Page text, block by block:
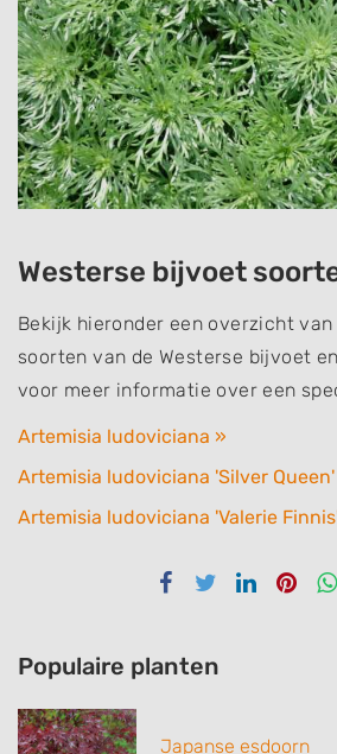
Westerse bijvoet
Bekijk hieronder een overzicht
soorten van de Westerse bijvoet
voor meer informatie over een
Artemisia ludoviciana »
Artemisia ludoviciana 'Silver
Artemisia ludoviciana 'Valerie
DelenDelenDelenDelen
Populaire planten
Japanse esdoorn